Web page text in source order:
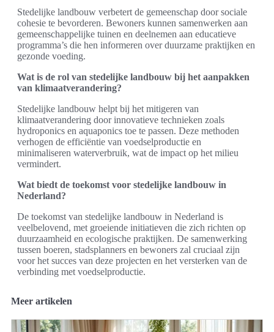
Stedelijke landbouw verbetert de gemeenschap door sociale
cohesie te bevorderen. Bewoners kunnen samenwerken aan
gemeenschappelijke tuinen en deelnemen aan educatieve
programma’s die hen informeren over duurzame praktijken en
gezonde voeding.
Wat is de rol van stedelijke landbouw bij het aanpakken
van klimaatverandering?
Stedelijke landbouw helpt bij het mitigeren van
klimaatverandering door innovatieve technieken zoals
hydroponics en aquaponics toe te passen. Deze methoden
verhogen de efficiëntie van voedselproductie en
minimaliseren waterverbruik, wat de impact op het milieu
vermindert.
Wat biedt de toekomst voor stedelijke landbouw in
Nederland?
De toekomst van stedelijke landbouw in Nederland is
veelbelovend, met groeiende initiatieven die zich richten op
duurzaamheid en ecologische praktijken. De samenwerking
tussen boeren, stadsplanners en bewoners zal cruciaal zijn
voor het succes van deze projecten en het versterken van de
verbinding met voedselproductie.
Meer artikelen